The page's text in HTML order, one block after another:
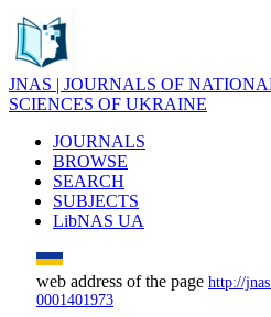
JNAS | JOURNALS OF
SCIENCES OF UKRAINE
JOURNALS
BROWSE
SEARCH
SUBJECTS
LibNAS UA
web address of the page http://
0001401973